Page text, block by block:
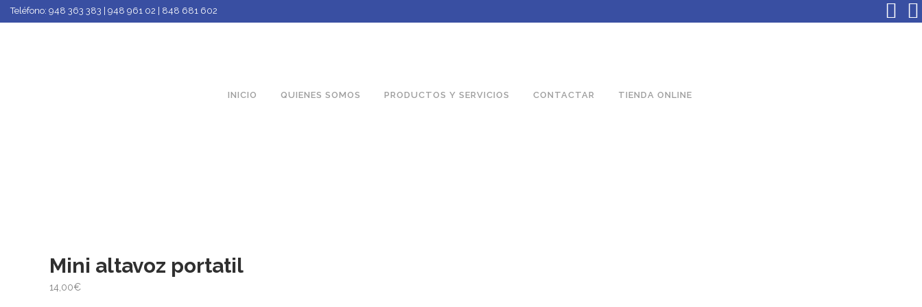
Teléfono: 948 363 383 | 948 961 02 | 848 681 602
INICIO QUIENES SOMOS PRODUCTOS Y SERVICIOS CONTACTAR TIENDA ONLINE
Mini altavoz portatil
14,00€